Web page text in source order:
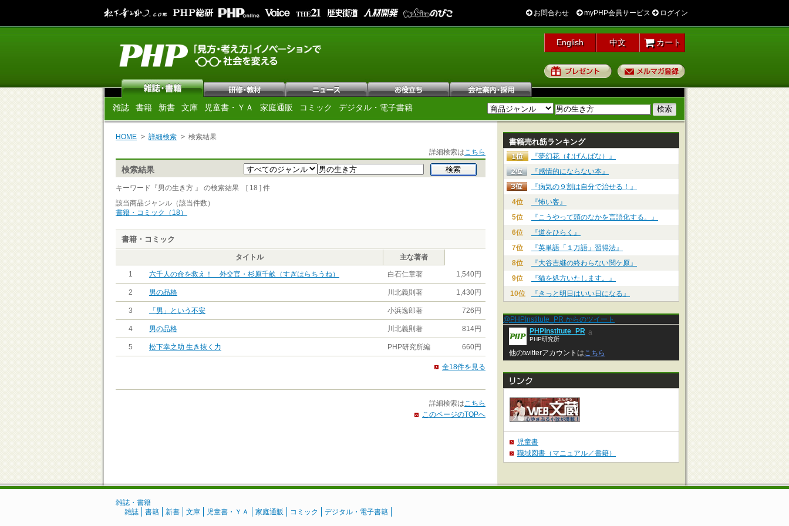
お問合わせ myPHP会員サービス ログイン
English 中文 カート
プレゼント
雑誌 書籍 新書 文庫 児童書・ＹＡ 家庭通販 コミック デジタル・電子書籍
HOME 詳細検索
検索結果
詳細検索はこちら
検索結果
キーワード『男の生き方 』 の検索結果 [ 18 ] 件
該当商品ジャンル（該当件数）
書籍・コミック（18）
書籍・コミック
タイトル 主な著者
1 六千人の命を救え！ 外交官・杉原千畝（すぎはらちうね） 白石仁章著 1,540円
2 男の品格 川北義則著 1,430円
3 「男」という不安 小浜逸郎著 726円
4 男の品格 川北義則著 814円
5 松下幸之助 生き抜く力 PHP研究所編 660円
全18件を見る
詳細検索はこちら
このページのTOPへ
書籍売れ筋ランキング
『夢幻花（むげんばな）』
『感情的にならない本』
『病気の９割は自分で治せる！』
4位
『怖い客』
5位
『こうやって頭のなかを言語化する。』
6位
『道をひらく』
7位
『英単語「１万語」習得法』
8位
『大谷吉継の終わらない関ケ原』
9位
『猫を処方いたします。』
10位
『きっと明日はいい日になる』
@PHPInstitute_PR からのツイート
PHPInstitute_PR
PHP研究所
a
他のtwitterアカウントはこちら
児童書
職域図書（マニュアル／書籍）
雑誌・書籍
雑誌
書籍 新書 文庫 児童書・ＹＡ 家庭通販 コミック デジタル・電子書籍